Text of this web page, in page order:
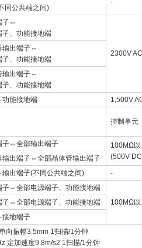
同公共端之间)
-
子⇔
子、功能接地端
2300V
输出端子⇔
子、功能接地端
输出端子⇔
子、功能接地端
能接地端
1,500V
控制单元
子⇔全部输出端子
100MΩ以
(500V
输出端子⇔全部晶体管输出端子
出端子(不同公共端之间)
-
子⇔全部电源端子、功能接地端
100MΩ以
子⇔全部电源端子、功能接地端
地端子
向振幅3.5mm 1扫描/1分钟
定加速度9.8m/s2 1扫描/1分钟